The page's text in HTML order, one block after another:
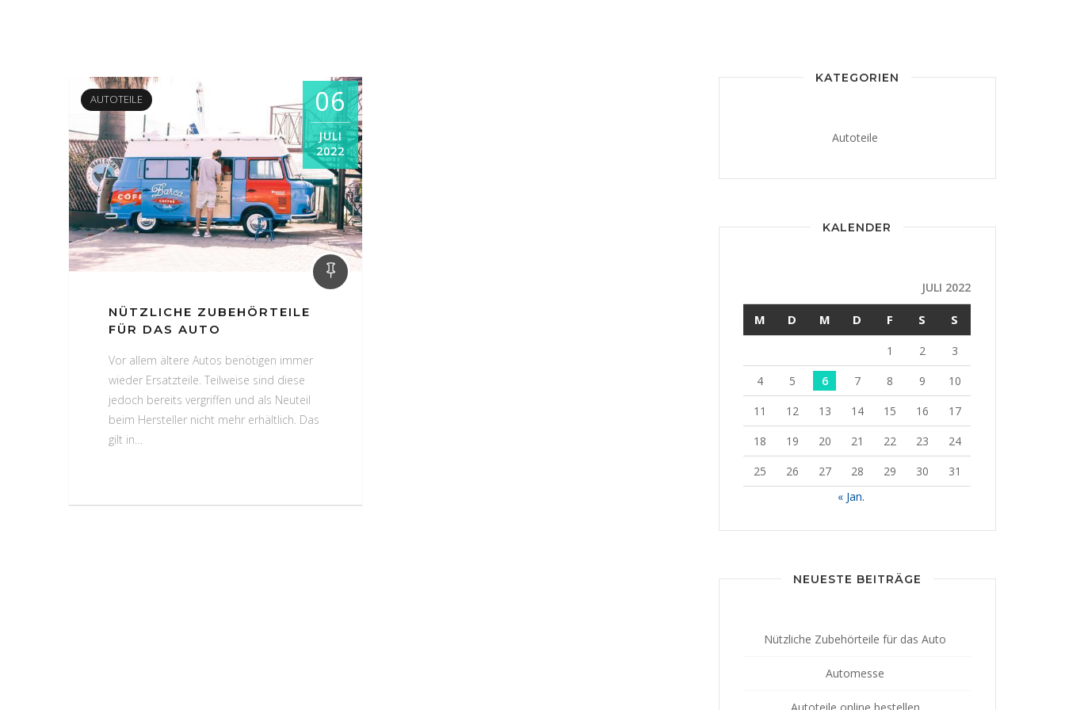
AUTOTEILE 06
JULI
2022
NÜTZLICHE ZUBEHÖRTEILE
FÜR DAS AUTO
Vor allem ältere Autos benötigen immer
wieder Ersatzteile. Teilweise sind diese
jedoch bereits vergriffen und als Neuteil
beim Hersteller nicht mehr erhältlich. Das
gilt in…
KATEGORIEN
Autoteile
KALENDER
JULI 2022
M D M D F S S
1 2
3
4
5 6 7 8 9
10
11
12 13 14 15 16
17
18
19 20 21 22 23
24
25
26 27 28 29 30
31
« Jan.
NEUESTE BEITRÄGE
Nützliche Zubehörteile für das Auto
Automesse